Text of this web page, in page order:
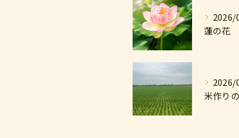
2026/
蓮の花
2026/